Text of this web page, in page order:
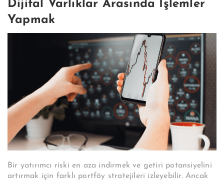
Dijital Varlıklar Arasında İşlemler
Yapmak
Bir yatırımcı riski en aza indirmek ve getiri potansiyelini
artırmak için farklı portföy stratejileri izleyebilir. Ancak